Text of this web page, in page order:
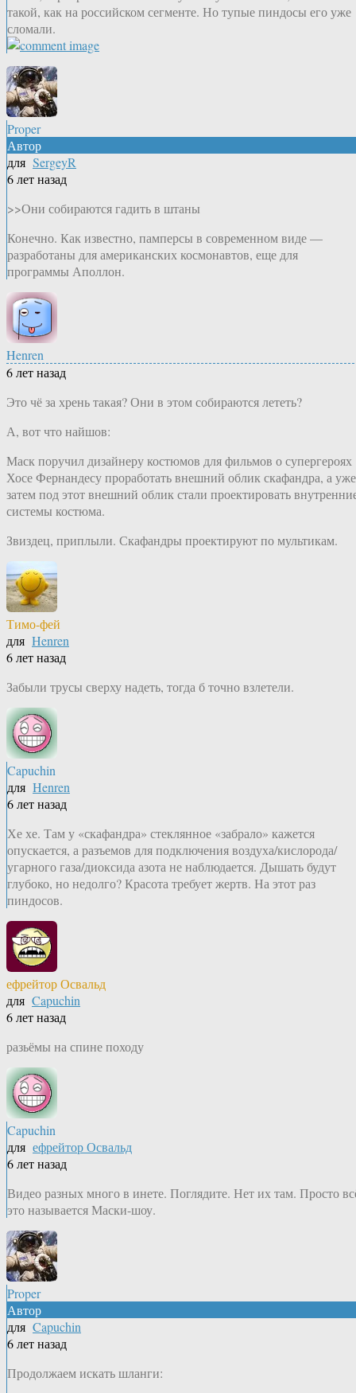
такой, как на российском сегменте. Но тупые пиндосы его уже
сломали.
Proper
Автор
для SergeyR
6 лет назад
>>Они собираются гадить в штаны
Конечно. Как известно, памперсы в современном виде —
разработаны для американских космонавтов, еще для
программы Аполлон.
Henren
6 лет назад
Это чё за хрень такая? Они в этом собираются лететь?
А, вот что найшов:
Маск поручил дизайнеру костюмов для фильмов о супергероях
Хосе Фернандесу проработать внешний облик скафандра, а уже
затем под этот внешний облик стали проектировать
системы костюма.
Звиздец, приплыли. Скафандры проектируют по мультикам.
Тимо-фей
для Henren
6 лет назад
Забыли трусы сверху надеть, тогда б точно взлетели.
Capuchin
для Henren
6 лет назад
Хе хе. Там у «скафандра» стеклянное «забрало» кажется
опускается, а разъемов для подключения воздуха/кислорода/
угарного газа/диоксида азота не наблюдается. Дышать будут
глубоко, но недолго? Красота требует жертв. На этот раз
пиндосов.
ефрейтор Освальд
для Capuchin
6 лет назад
разьёмы на спине походу
Capuchin
для ефрейтор Освальд
6 лет назад
Видео разных много в инете. Поглядите. Нет их там. Просто
это называется Маски-шоу.
Proper
Автор
для Capuchin
6 лет назад
Продолжаем искать шланги: